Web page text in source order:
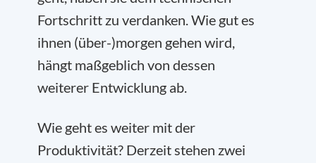
Fortschritt zu verdanken. Wie gut es
ihnen (über-)morgen gehen wird,
hängt maßgeblich von dessen
weiterer Entwicklung ab.
Wie geht es weiter mit der
Produktivität? Derzeit stehen zwei